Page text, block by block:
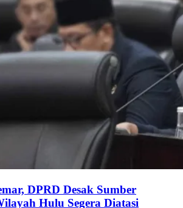
DPRD Desak Sumber
Hulu Segera Diatasi